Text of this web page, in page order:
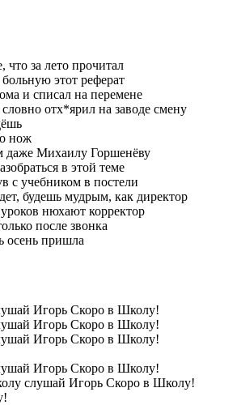
что за лето прочитал
этот реферат
и списал на перемене
отх*ярил на заводе смену
нож
даже Михаилу Горшенёву
в этой теме
с учебником в постели
будешь мудрым, как директор
нюхают корректор
после звонка
осень пришла
Игорь Скоро в Школу!
Игорь Скоро в Школу!
Игорь Скоро в Школу!
Игорь Скоро в Школу!
слушай Игорь Скоро в Школу!